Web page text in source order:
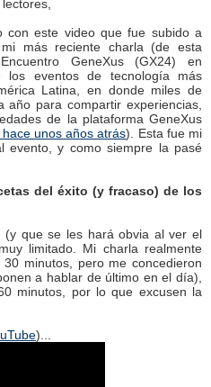
con este video que fue subido a
más reciente charla (de esta
GeneXus (GX24) en
los eventos de tecnología más
Latina, en donde miles de
para compartir experiencias,
de la plataforma GeneXus
unos años atrás). Esta fue mi
evento, y como siempre la pasé
del éxito (y fracaso) de los
(y que se les hará obvia al ver el
limitado. Mi charla realmente
minutos, pero me concedieron
a hablar de último en el día),
minutos, por lo que excusen la
)...